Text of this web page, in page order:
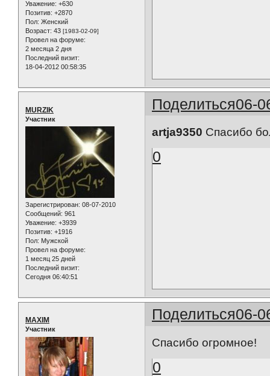
Уважение: +630
Позитив: +2870
Пол: Женский
Возраст: 43 [1983-02-09]
Провел на форуме:
2 месяца 2 дня
Последний визит:
18-04-2012 00:58:35
Поделиться06-
MURZIK
Участник
Зарегистрирован: 08-07-2010
Сообщений: 961
Уважение: +3939
Позитив: +1916
Пол: Мужской
Провел на форуме:
1 месяц 25 дней
Последний визит:
Сегодня 06:40:51
artja9350 Спасибо
0
Поделиться06-
MAXIM
Участник
Спасибо огромное!
0